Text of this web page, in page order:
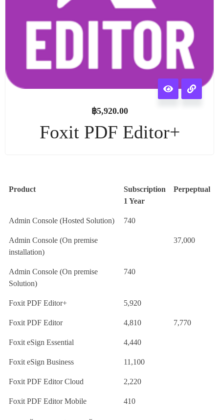
฿5,920.00
Foxit PDF Editor+
Product
Subscription
1 Year
Perpeptual
Admin Console (Hosted Solution) 740
Admin Console (On premise
installation)
37,000
Admin Console (On premise
Solution)
740
Foxit PDF Editor+ 5,920
Foxit PDF Editor 4,810 7,770
Foxit eSign Essential 4,440
Foxit eSign Business 11,100
Foxit PDF Editor Cloud 2,220
Foxit PDF Editor Mobile 410